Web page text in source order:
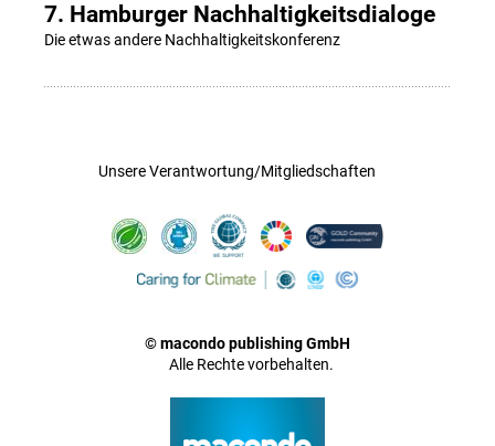
7. Hamburger Nachhaltigkeitsdialoge
Die etwas andere Nachhaltigkeitskonferenz
Unsere Verantwortung/Mitgliedschaften
© macondo publishing GmbH
Alle Rechte vorbehalten.